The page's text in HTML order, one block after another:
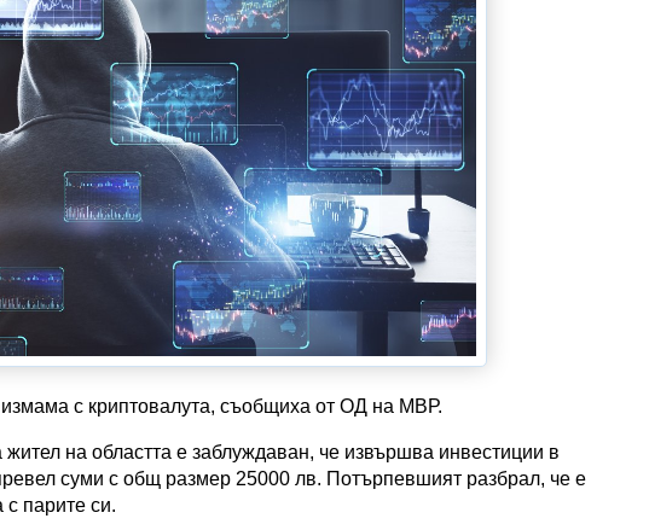
с криптовалута, съобщиха от ОД на МВР.
на областта е заблуждаван, че извършва инвестиции в
суми с общ размер 25000 лв. Потърпевшият разбрал, че е
парите си.